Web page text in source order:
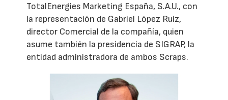
TotalEnergies Marketing España, S.A.U., con
la representación de Gabriel López Ruiz,
director Comercial de la compañía, quien
asume también la presidencia de SIGRAP, la
entidad administradora de ambos Scraps.